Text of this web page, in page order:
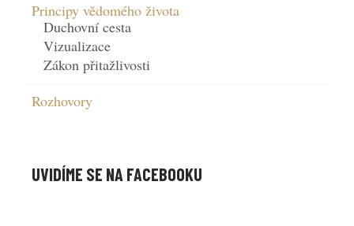
Principy vědomého života
Duchovní cesta
Vizualizace
Zákon přitažlivosti
Rozhovory
UVIDÍME SE NA FACEBOOKU